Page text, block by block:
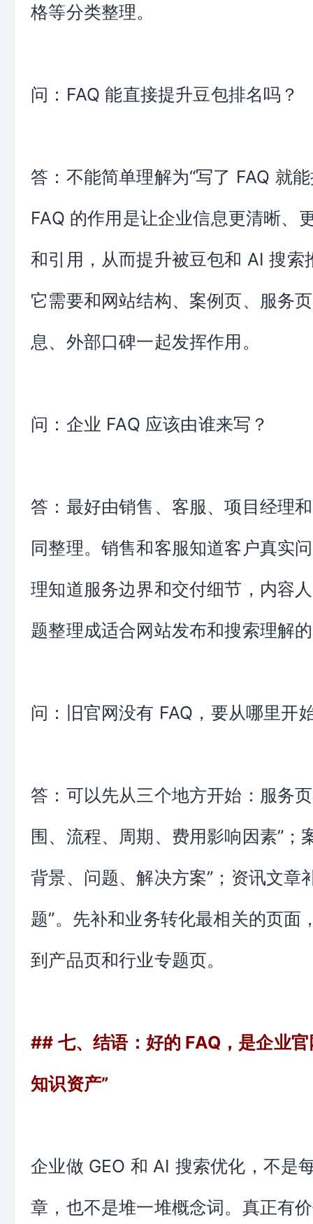
格等分类整理。
问：FAQ 能直接提升豆包排名吗？
答：不能简单理解为“写了 FAQ 就
FAQ 的作用是让企业信息更清晰、
和引用，从而提升被豆包和 AI 搜索
它需要和网站结构、案例页、服务
息、外部口碑一起发挥作用。
问：企业 FAQ 应该由谁来写？
答：最好由销售、客服、项目经理
同整理。销售和客服知道客户真实
理知道服务边界和交付细节，内容
题整理成适合网站发布和搜索理解
问：旧官网没有 FAQ，要从哪里开
答：可以先从三个地方开始：服务
围、流程、周期、费用影响因素”；
背景、问题、解决方案”；资讯文章
题”。先补和业务转化最相关的页面
到产品页和行业专题页。
## 七、结语：好的 FAQ，是企业官
知识资产”
企业做 GEO 和 AI 搜索优化，不是
章，也不是堆一堆概念词。真正有